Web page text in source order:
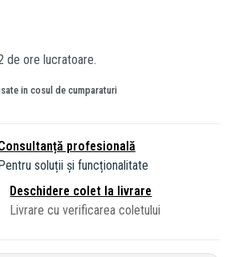
de ore lucratoare.
in cosul de cumparaturi
profesională
soluții și funcționalitate
Deschidere colet la livrare
Livrare cu verificarea coletului